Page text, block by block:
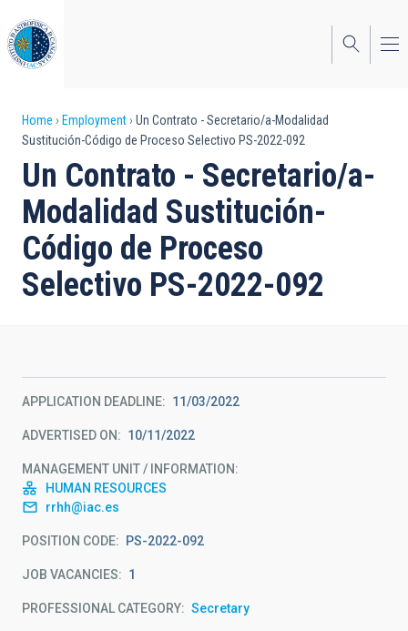
to
main
content
Breadcrumb
Home Employment
Un Contrato - Secretario/a-Modalidad
Sustitución-Código de Proceso Selectivo PS-2022-092
Un Contrato - Secretario/a-
Modalidad Sustitución-
Código de Proceso
Selectivo PS-2022-092
APPLICATION DEADLINE 11/03/2022
ADVERTISED ON 10/11/2022
MANAGEMENT UNIT / INFORMATION
HUMAN RESOURCES
rrhh@iac.es
POSITION CODE PS-2022-092
JOB VACANCIES 1
PROFESSIONAL CATEGORY Secretary